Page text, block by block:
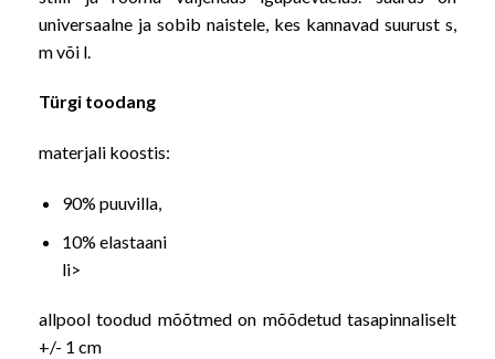
universaalne ja sobib naistele, kes kannavad suurust s,
m või l.
Türgi toodang
materjali koostis:
90% puuvilla,
10% elastaani
li>
allpool toodud mõõtmed on mõõdetud tasapinnaliselt
+/- 1 cm